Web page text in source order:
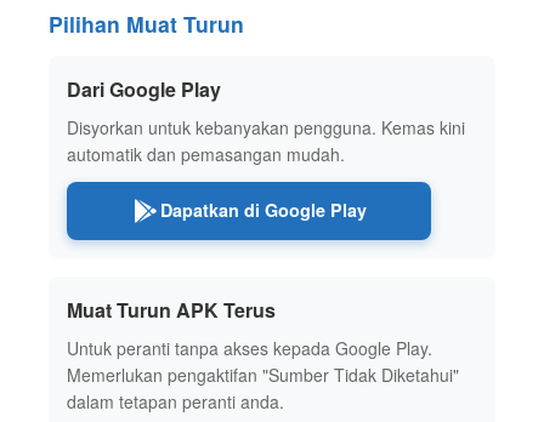
Pilihan Muat Turun
Dari Google Play
Disyorkan untuk kebanyakan pengguna. Kemas kini
automatik dan pemasangan mudah.
Dapatkan di Google Play
Muat Turun APK Terus
Untuk peranti tanpa akses kepada Google Play.
Memerlukan pengaktifan "Sumber Tidak Diketahui"
dalam tetapan peranti anda.